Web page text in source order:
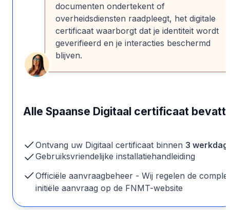
documenten ondertekent of
overheidsdiensten raadpleegt, het digitale
certificaat waarborgt dat je identiteit wordt
geverifieerd en je interacties beschermd
blijven.
Alle Spaanse Digitaal certificaat
Ontvang uw Digitaal certificaat binnen 3
Gebruiksvriendelijke installatiehandleiding
Officiële aanvraagbeheer - Wij regelen de
initiële aanvraag op de FNMT-website